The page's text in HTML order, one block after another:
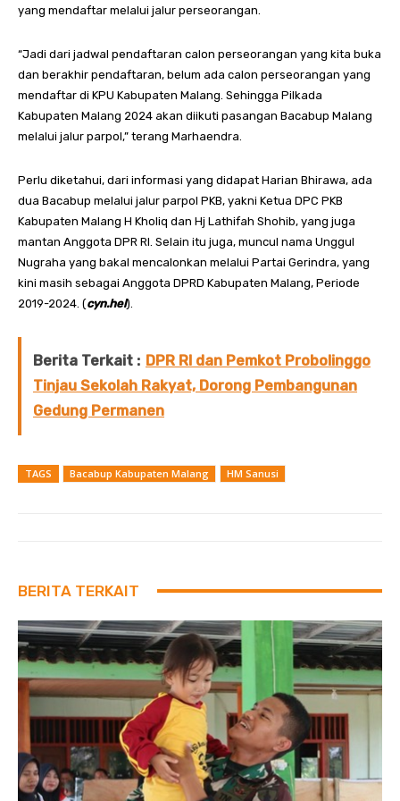
yang mendaftar melalui jalur perseorangan.
“Jadi dari jadwal pendaftaran calon perseorangan yang kita buka
dan berakhir pendaftaran, belum ada calon perseorangan yang
mendaftar di KPU Kabupaten Malang. Sehingga Pilkada
Kabupaten Malang 2024 akan diikuti pasangan Bacabup Malang
melalui jalur parpol,” terang Marhaendra.
Perlu diketahui, dari informasi yang didapat Harian Bhirawa, ada
dua Bacabup melalui jalur parpol PKB, yakni Ketua DPC PKB
Kabupaten Malang H Kholiq dan Hj Lathifah Shohib, yang juga
mantan Anggota DPR RI. Selain itu juga, muncul nama Unggul
Nugraha yang bakal mencalonkan melalui Partai Gerindra, yang
kini masih sebagai Anggota DPRD Kabupaten Malang, Periode
2019-2024. (cyn.hel).
Berita Terkait : DPR RI dan Pemkot Probolinggo
Tinjau Sekolah Rakyat, Dorong Pembangunan
Gedung Permanen
TAGS Bacabup Kabupaten Malang HM Sanusi
BERITA TERKAIT